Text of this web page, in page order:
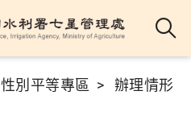
性別平等專區 辦理情形